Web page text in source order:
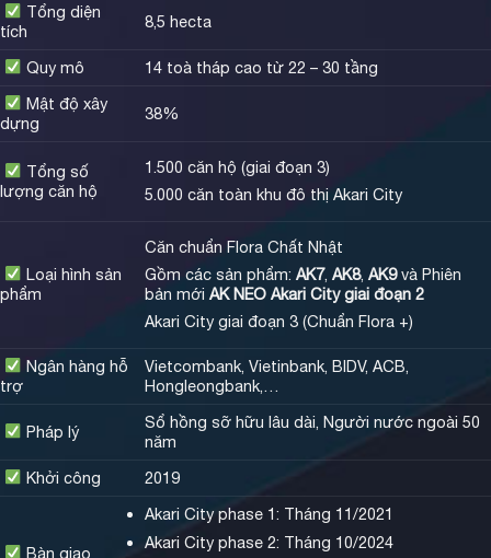
Tổng diện
tích
8,5 hecta
Quy mô
14 toà tháp cao từ 22 – 30 tầng
Mật độ xây
dựng
38%
Tổng số
lượng căn hộ
1.500 căn hộ (giai đoạn 3)
5.000 căn toàn khu đô thị Akari City
Loại hình sản
phẩm
Căn chuẩn Flora Chất Nhật
Gồm các sản phẩm:AK7,AK8,AK9và Phiên
bản mớiAK NEO Akari City giai đoạn 2
Akari City giai đoạn 3 (Chuẩn Flora +)
Ngân hàng hỗ
trợ
Vietcombank, Vietinbank, BIDV, ACB,
Hongleongbank,…
Pháp lý
Sổ hồng sỡ hữu lâu dài, Người nước ngoài 50
năm
Khởi công
2019
Bàn giao
Akari City phase 1: Tháng 11/2021
Akari City phase 2: Tháng 10/2024